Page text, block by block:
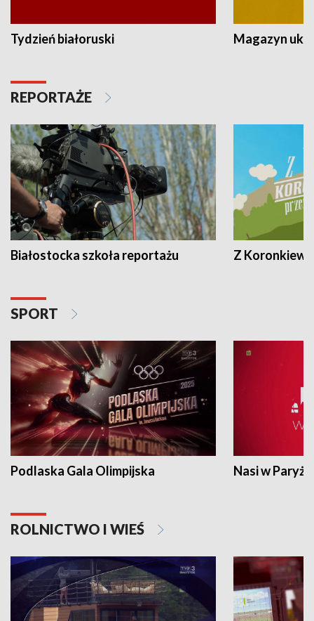
Tydzień białoruski Magazyn
REPORTAŻE
Białostocka szkoła reportażu Z
SPORT
Podlaska Gala Olimpijska Nasi w Paryżu
ROLNICTWO I WIEŚ